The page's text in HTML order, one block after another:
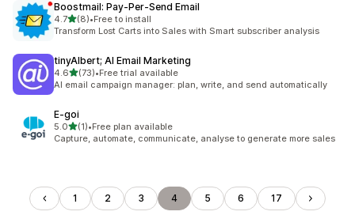
Boostmail: Pay‑Per‑Send Email
4.75つ星中
(8)
合計レビュー数：8件
•Free to install
Transform Lost Carts into Sales with Smart subscriber analysis
tinyAlbert; AI Email Marketing
4.65つ星中
(73)
合計レビュー数：73件
•Free trial available
AI email campaign manager: plan, write, and send automatically
E‑goi
5.05つ星中
(1)
合計レビュー数：1件
•Free plan available
Capture, automate, communicate, analyse to generate more sales
1 2 3 4 5 6 17